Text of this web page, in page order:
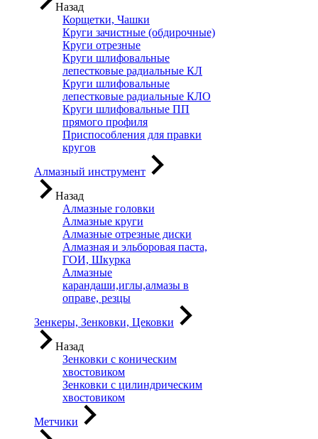
Назад
Корщетки, Чашки
Круги зачистные (обдирочные)
Круги отрезные
Круги шлифовальные
лепестковые радиальные КЛ
Круги шлифовальные
лепестковые радиальные КЛО
Круги шлифовальные ПП
прямого профиля
Приспособления для правки
кругов
Алмазный инструмент
Назад
Алмазные головки
Алмазные круги
Алмазные отрезные диски
Алмазная и эльборовая паста,
ГОИ, Шкурка
Алмазные
карандаши,иглы,алмазы в
оправе, резцы
Зенкеры, Зенковки, Цековки
Назад
Зенковки с коническим
хвостовиком
Зенковки с цилиндрическим
хвостовиком
Метчики